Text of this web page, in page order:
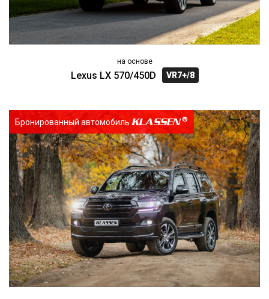
на основе
Lexus LX 570/450D VR7+/8
Бронированный автомобиль KLASSEN